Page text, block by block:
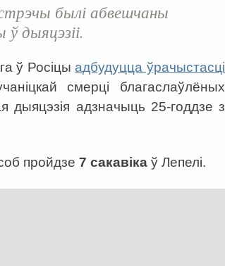
былі абвешчаны
дыяцэзіі.
ў Росіцыадбудуцца ўрачыстасці
смерці благаслаўлёных
дыяцэзія адзначыць 25-годдзе з
пройдзе 7 сакавіка ў Лепелі.